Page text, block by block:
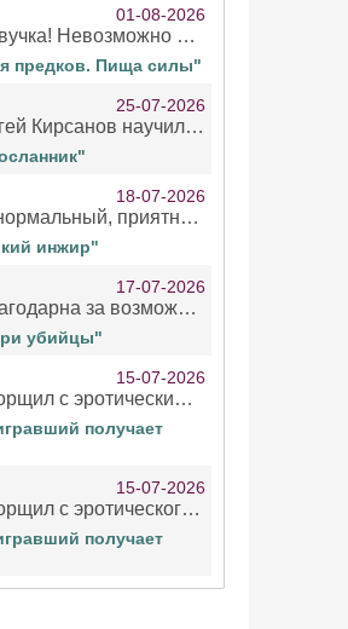
01-08-2026
Ужас, а не озвучка! Невозможно вникать в смысл текста из за кривляний чтеца
предков. Пища силы"
25-07-2026
Если бы Сергей Кирсанов научился не сглатывать каждые 1-2 минуты слюну, так что слышно в микрофоне и, что вызывает отвращение, то мелжно было бы слушать.
18-07-2026
Голос чтеца нормальный, приятный тембр. Мне очень понравилось озвучивание рассказа. Очень странный отзыв Надежды. Может у неё что-то с нервами?
инжир"
17-07-2026
Я конечно благодарна за возможность бесплатно слушать книги даже новинки , но чтение этой книги просто ужасно
убийцы"
15-07-2026
Автор переборщил с эротическими сценами. Похоже, с этим у него проблемы.
получает
15-07-2026
Автор переборщил с эротического сценами. Похоже, с этим у него проблемы.
получает